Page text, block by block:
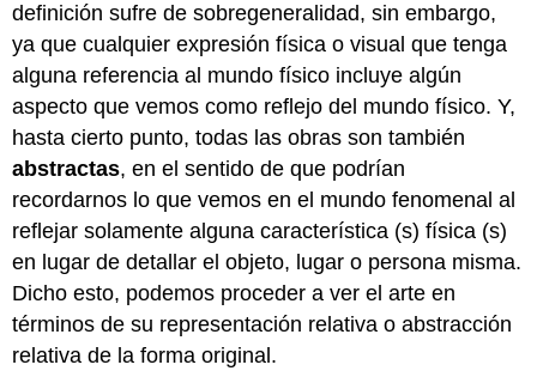
definición sufre de sobregeneralidad, sin embargo,
ya que cualquier expresión física o visual que tenga
alguna referencia al mundo físico incluye algún
aspecto que vemos como reflejo del mundo físico. Y,
hasta cierto punto, todas las obras son también
abstractas, en el sentido de que podrían
recordarnos lo que vemos en el mundo fenomenal al
reflejar solamente alguna característica (s) física (s)
en lugar de detallar el objeto, lugar o persona misma.
Dicho esto, podemos proceder a ver el arte en
términos de su representación relativa o abstracción
relativa de la forma original.